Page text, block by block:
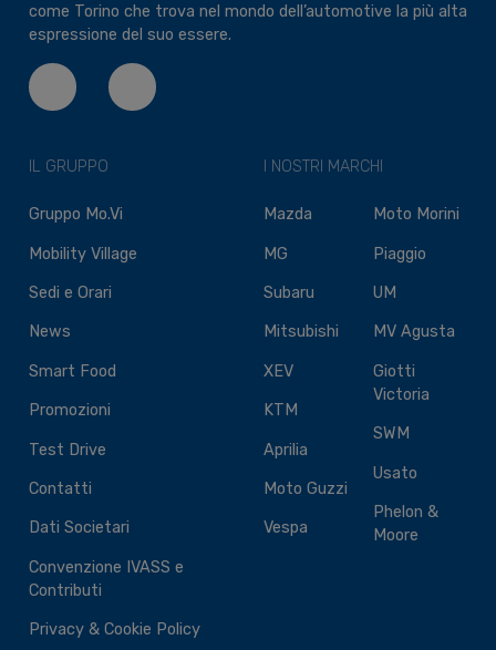
come Torino che trova nel mondo dell’automotive la più alta
espressione del suo essere.
IL GRUPPO
Gruppo Mo.Vi
Mobility Village
Sedi e Orari
News
Smart Food
Promozioni
Test Drive
Contatti
Dati Societari
Convenzione IVASS e
Contributi
Privacy & Cookie Policy
I NOSTRI MARCHI
Mazda
MG
Subaru
Mitsubishi
XEV
KTM
Aprilia
Moto Guzzi
Vespa
Moto Morini
Piaggio
UM
MV Agusta
Giotti
Victoria
SWM
Usato
Phelon &
Moore